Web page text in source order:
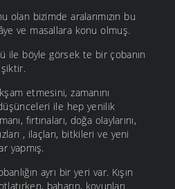
olan bizimde aralarımızın bu
ve masallara konu olmuş.
ile böyle görsek te bir çobanın
etmesini, zamanını
ile hep yenilik
fırtınaları, doğa olaylarını,
, ilaçları, bitkileri ve yeni
yapmış.
ayrı bir yeri var. Kışın
baharın, koyunları